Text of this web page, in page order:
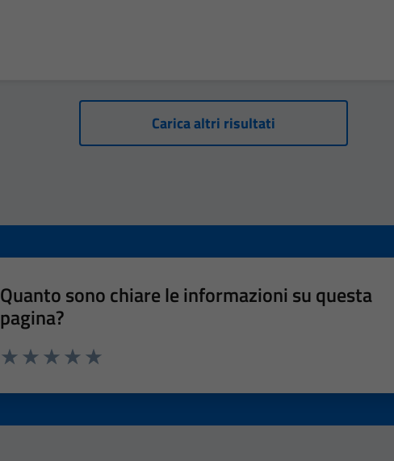
Carica altri risultati
Quanto sono chiare le informazioni su questa
pagina?